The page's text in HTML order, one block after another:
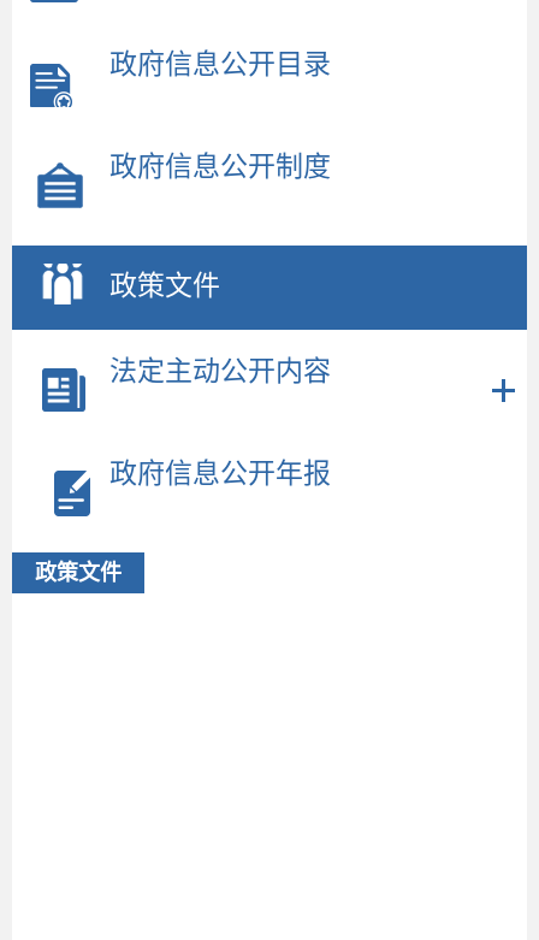
政府信息公开目录
政府信息公开制度
政策文件
法定主动公开内容
政府信息公开年报
政策文件